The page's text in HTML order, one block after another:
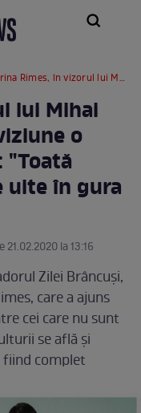
în vizorul lui Mihai Gâdea! Omul de televiziune o critică dur pe artistă: "Toată planeta trebuie să se uite în gura ei"
lui Mihai
o
uite în gura
la 13:16
Zilei Brâncuși,
care a ajuns
cei care nu sunt
se află şi
fiind complet